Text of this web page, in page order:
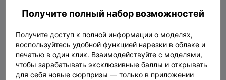
Laso @Perry
nson @JennyDE☺️ @Chti-Maker-
62 @kostikim @JRDB98 @Justin
Eades @jaybayuz
Получите полный набор возможностей
Получите доступ к полной информации о моделях,
воспользуйтесь удобной функцией нарезки в облаке и
печатью в один клик. Взаимодействуйте с моделями,
чтобы зарабатывать эксклюзивные баллы и открывать
для себя новые сюрпризы — только в приложении